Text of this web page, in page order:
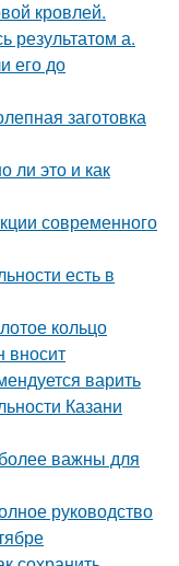
кровлей.
результатом а.
его до
заготовка
ли это и как
современного
есть в
кольцо
вносит
варить
Казани
важны для
руководство